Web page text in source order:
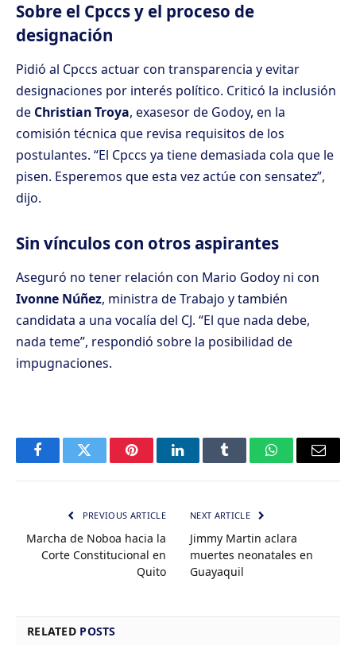
Sobre el Cpccs y el proceso de
designación
Pidió al Cpccs actuar con transparencia y evitar
designaciones por interés político. Criticó la inclusión
de Christian Troya, exasesor de Godoy, en la
comisión técnica que revisa requisitos de los
postulantes. “El Cpccs ya tiene demasiada cola que le
pisen. Esperemos que esta vez actúe con sensatez”,
dijo.
Sin vínculos con otros aspirantes
Aseguró no tener relación con Mario Godoy ni con
Ivonne Núñez, ministra de Trabajo y también
candidata a una vocalía del CJ. “El que nada debe,
nada teme”, respondió sobre la posibilidad de
impugnaciones.
FacebookTwitter PinterestLinkedInTumblr WhatsAppEmail
PREVIOUS ARTICLE
Marcha de Noboa hacia la
Corte Constitucional en
Quito
NEXT ARTICLE
Jimmy Martin aclara
muertes neonatales en
Guayaquil
RELATED POSTS